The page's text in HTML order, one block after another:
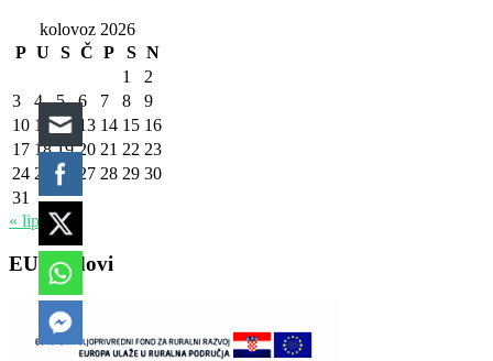
kolovoz 2026
P U S Č P S N
1
2
3
4 5 6 7 8
9
10 11 12 13 14 15 16
17 18 19 20 21 22 23
24 25 26 27 28 29 30
31
« lip
EU fondovi